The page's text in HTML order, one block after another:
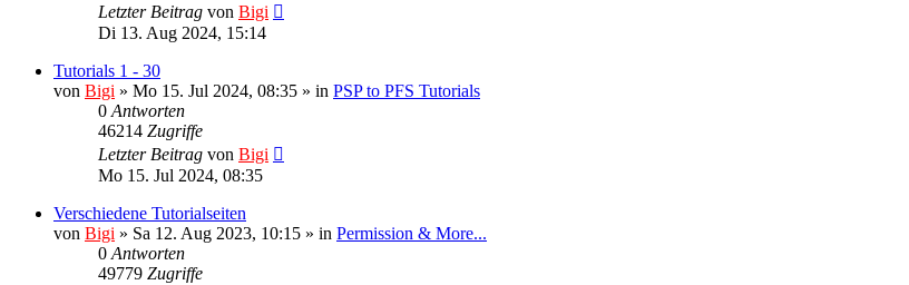
Letzter Beitrag von Bigi
Di 13. Aug 2024, 15:14
Tutorials 1 - 30
von Bigi » Mo 15. Jul 2024, 08:35 » in PSP to PFS Tutorials
0 Antworten
46214 Zugriffe
Letzter Beitrag von Bigi
Mo 15. Jul 2024, 08:35
Verschiedene Tutorialseiten
von Bigi » Sa 12. Aug 2023, 10:15 » in Permission & More...
0 Antworten
49779 Zugriffe